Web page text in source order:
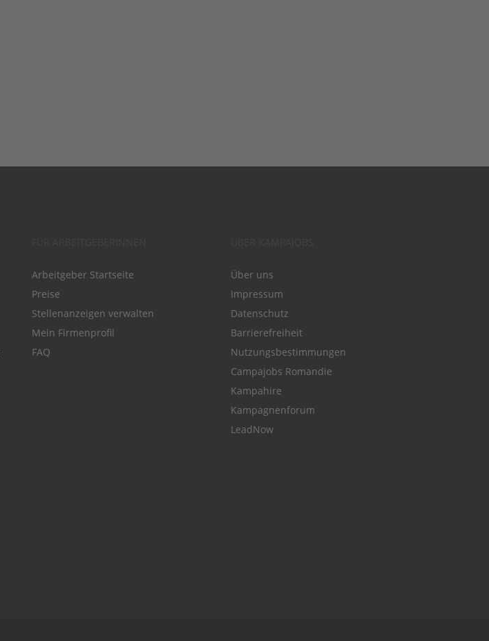
Arbeitgeber Startseite
Preise
Stellenanzeigen verwalten
Mein Firmenprofil
FAQ
Über uns
Impressum
Datenschutz
Barrierefreiheit
Nutzungsbestimmungen
Campajobs Romandie
Kampahire
Kampagnenforum
LeadNow